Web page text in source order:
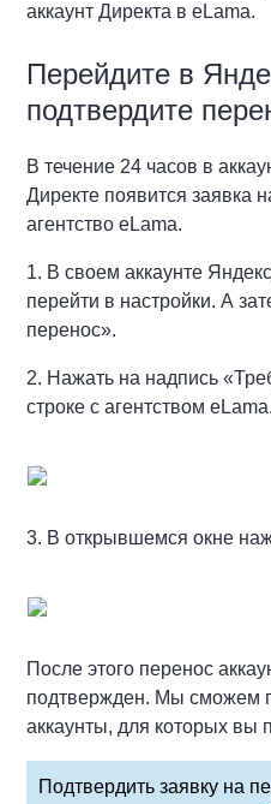
аккаунт Директа в eLama.
Перейдите в
подтвердите
В течение 24 часов в
Директе появится заявка
агентство eLama.
1. В своем аккаунте
перейти в настройки. А
перенос».
2. Нажать на надпись
строке с агентством eLama.
3. В открывшемся окне
После этого перенос
подтвержден. Мы сможем
аккаунты, для которых вы
Подтвердить заявку на